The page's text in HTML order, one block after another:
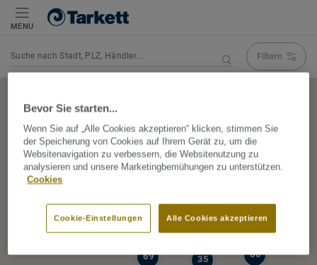
MENU
Filtern
77
39
69 35 60
Bevor Sie starten...
Wenn Sie auf „Alle Cookies akzeptieren“ klicken, stimmen Sie
der Speicherung von Cookies auf Ihrem Gerät zu, um die
Websitenavigation zu verbessern, die Websitenutzung zu
analysieren und unsere Marketingbemühungen zu unterstützen.
Cookies
Alle Cookies akzeptieren
Cookie-Einstellungen